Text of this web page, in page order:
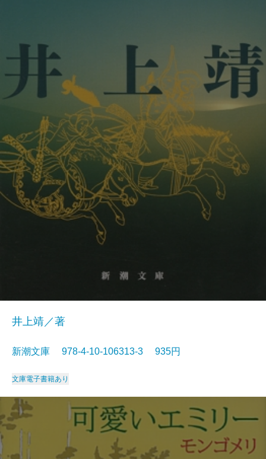
井上靖／著
新潮文庫 978-4-10-106313-3 935円
文庫電子書籍あり